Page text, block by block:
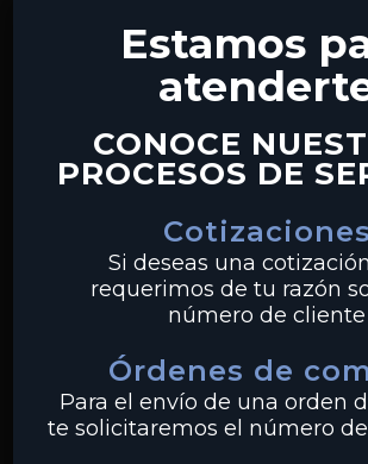
como bridas, válvulas, tubería y
carbón, acero inoxidable y pvc. Con
nuestros centros en Monterrey y
realizamos envíos a clientes en todo
PRODUCTOS
Tuberías
Bridas
PVC
Estamos
CONOCE
PROCESOS DE
Cotizaciones
Si deseas una
requerimos de tu razón
número de cliente
Órdenes de
Para el envío de una orden
te solicitaremos el número